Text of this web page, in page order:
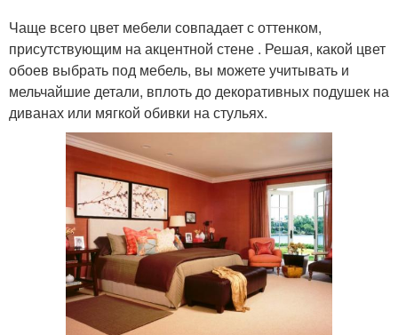
Чаще всего цвет мебели совпадает с оттенком,
присутствующим на акцентной стене . Решая, какой цвет
обоев выбрать под мебель, вы можете учитывать и
мельчайшие детали, вплоть до декоративных подушек на
диванах или мягкой обивки на стульях.